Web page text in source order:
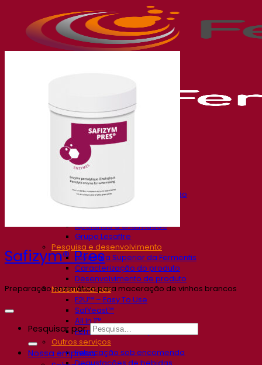
Nossa empresa
Sobre nós
Especialista em fermentação
O Campus Fermentis
Apoiando a criatividade
Grupo Lesaffre
Pesquisa e desenvolvimento
Levedura Superior da Fermentis
Caracterização do produto
Desenvolvimento de produto
Nossas marcas
E2U™ – Easy To Use
SafYeast™
All In 1™
Fermentis Academy™
Outros serviços
Fabricação sob encomenda
Safizym® Pres
Preparação enzimática para maceração de vinhos brancos
Pesquisar por:
Nossa empresa